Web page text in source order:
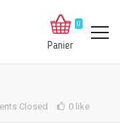
0
Panier
Closed 0 like